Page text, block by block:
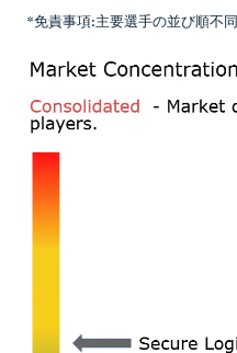
*免責事項:主要選手の並び順不同